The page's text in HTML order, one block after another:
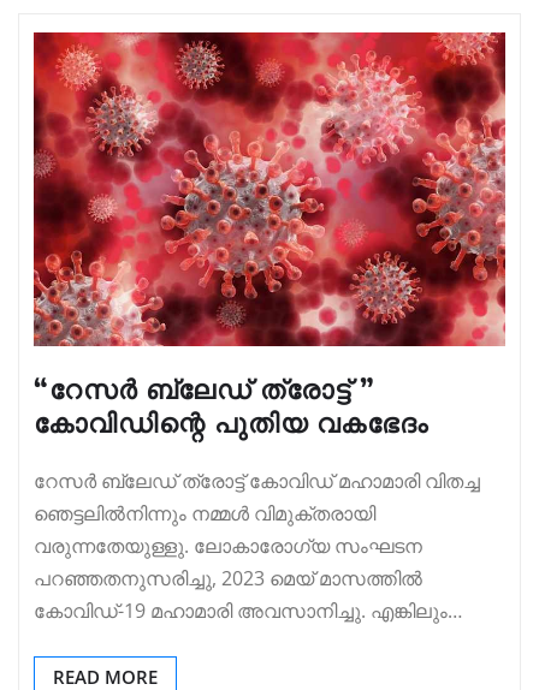
“റേസർ ബ്ലേഡ് ത്രോട്ട് ”
കോവിഡിന്റെ പുതിയ വകഭേദം
റേസർ ബ്ലേഡ് ത്രോട്ട് കോവിഡ് മഹാമാരി വിതച്ച
ഞെട്ടലിൽനിന്നും നമ്മൾ വിമുക്തരായി
വരുന്നതേയുള്ളു. ലോകാരോഗ്യ സംഘടന
പറഞ്ഞതനുസരിച്ചു, 2023 മെയ് മാസത്തിൽ
കോവിഡ്-19 മഹാമാരി അവസാനിച്ചു. എങ്കിലും…
READ MORE